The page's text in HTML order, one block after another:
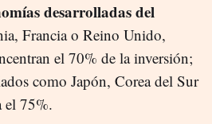
desarrolladas del
Francia o Reino Unido,
el 70% de la inversión;
como Japón, Corea del Sur
el 75%.